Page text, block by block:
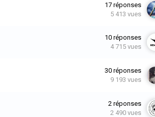
17 réponses
5 413 vues
10 réponses
4 715 vues
30 réponses
9 193 vues
2 réponses
2 490 vues